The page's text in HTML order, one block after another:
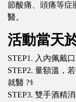
節酸痛、頭痛等症
醫。
活動當天
STEP1. 入內佩戴
STEP2. 量額溫，
就醫 ?‍⚕️
STEP3. 雙手酒精